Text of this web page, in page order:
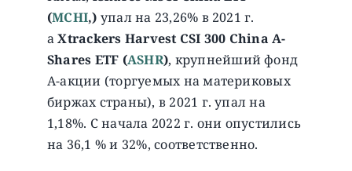
(MCHI,) упал на 23,26% в 2021 г.
аXtrackers Harvest CSI 300 China A-
Shares ETF (ASHR), крупнейший фонд
A-акции (торгуемых на материковых
биржах страны), в 2021 г. упал на
1,18%. C начала 2022 г. они опустились
на 36,1 % и 32%, соответственно.